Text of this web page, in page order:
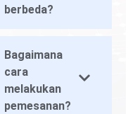
berbeda?
Bagaimana
cara
melakukan
pemesanan?